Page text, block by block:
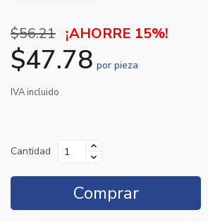
$56.21 ¡AHORRE 15%!
$47.78 por pieza
IVA incluido
Cantidad
Comprar